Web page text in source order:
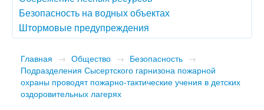
Безопасность на водных объектах
Штормовые предупреждения
Главная → Общество → Безопасность →
Подразделения Сысертского гарнизона пожарной
охраны проводят пожарно-тактические учения в детских
оздоровительных лагерях